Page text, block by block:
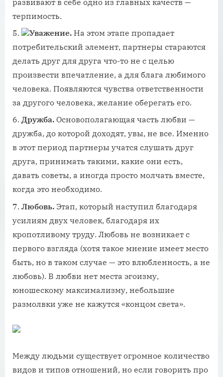
терпимость.
Уважение. На этом этапе пропадает
потребительский элемент, партнеры стараются
делать друг для друга что-то не с целью
произвести впечатление, а для блага любимого
человека. Появляются чувства ответственности
за другого человека, желание оберегать его.
Дружба. Основополагающая часть любви —
дружба, до которой доходят, увы, не все. Именно
в этот период партнеры учатся слушать друг
друга, принимать такими, какие они есть,
давать советы, а иногда просто молчать вместе,
когда это необходимо.
Любовь. Этап, который наступил благодаря
усилиям двух человек, благодаря их
кропотливому труду. Любовь не возникает с
первого взгляда (хотя такое мнение имеет место
быть, но в таком случае — это влюбленность, а не
любовь). В любви нет места эгоизму,
юношескому максимализму, небольшие
размолвки уже не кажутся «концом света».
Между людьми существует огромное количество
видов и типов отношений, но если говорить про